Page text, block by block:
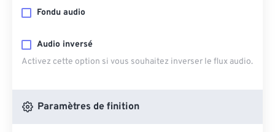
Fondu audio
Audio inversé
Activez cette option si vous souhaitez inverser le flux audio.
Paramètres de finition